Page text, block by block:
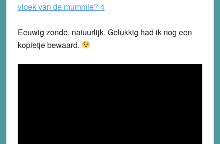
Eeuwig zonde, natuurlijk. Gelukkig had ik nog een
kopietje bewaard.